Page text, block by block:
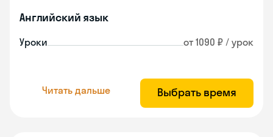
Английский язык
Уроки от 1090 ₽ / урок
Читать дальше Выбрать время